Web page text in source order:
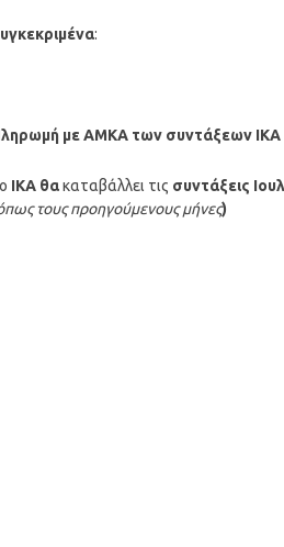
:
με ΑΜΚΑ των συντάξεων ΙΚΑ
ΙΚΑ θακαταβάλλει τις συντάξεις
τους προηγούμενους μήνες)